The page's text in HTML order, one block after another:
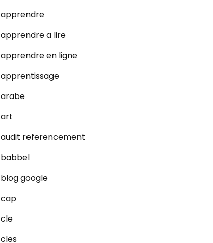
apprendre
apprendre a lire
apprendre en ligne
apprentissage
arabe
art
audit referencement
babbel
blog google
cap
cle
cles